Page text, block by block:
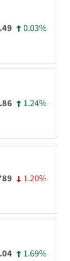
0.03%
1.24%
1.20%
1.69%